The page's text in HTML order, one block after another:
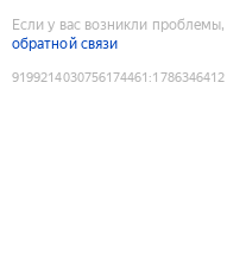
Если у вас возникли
обратной связи
9199214030756174461 :1786346412